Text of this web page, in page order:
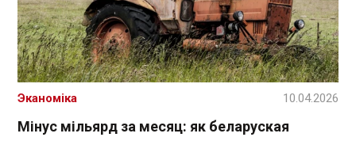
Мінус мільярд за месяц: як беларуская
Эканоміка 10.04.2026